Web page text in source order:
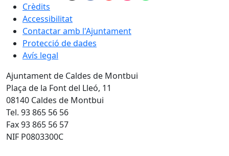
Crèdits
Accessibilitat
Contactar amb l'Ajuntament
Protecció de dades
Avís legal
Ajuntament de Caldes de Montbui
Plaça de la Font del Lleó, 11
08140 Caldes de Montbui
Tel. 93 865 56 56
Fax 93 865 56 57
NIF P0803300C